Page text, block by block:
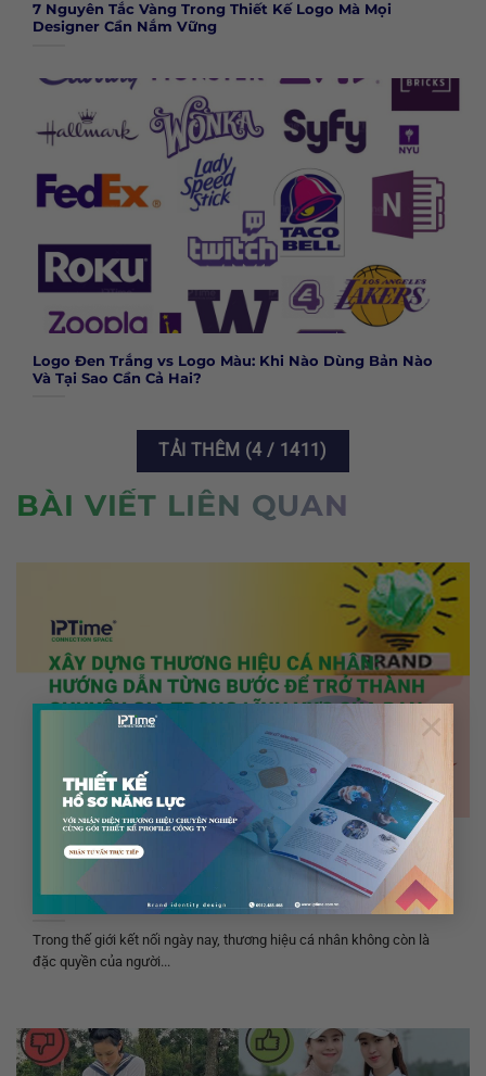
×
7 Nguyên Tắc Vàng Trong Thiết Kế Logo Mà Mọi
Designer Cần Nắm Vững
Logo Đen Trắng vs Logo Màu: Khi Nào Dùng Bản Nào
Và Tại Sao Cần Cả Hai?
TẢI THÊM (4/ 1411)
BÀI VIẾT LIÊN QUAN
TIN TỨC CHUNG
Từng Bước Để Trở Thành Chuyên Gia Trong Lĩnh Vực
Của Bạn bằng lộ trình xâu dựng thương hiệu cá nhân
27 Tháng 6, 2025
Trong thế giới kết nối ngày nay, thương hiệu cá nhân không còn là
đặc quyền của người...